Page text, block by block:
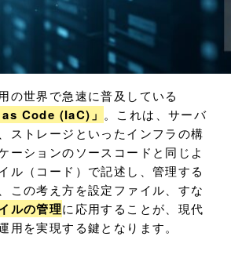
の世界で急速に普及している
Code (IaC)」 。これは、サーバ
ストレージといったインフラの構
ーションのソースコードと同じよ
ル（コード）で記述し、管理する
この考え方を設定ファイル、すな
ルの管理に応用することが、現代
用を実現する鍵となります。